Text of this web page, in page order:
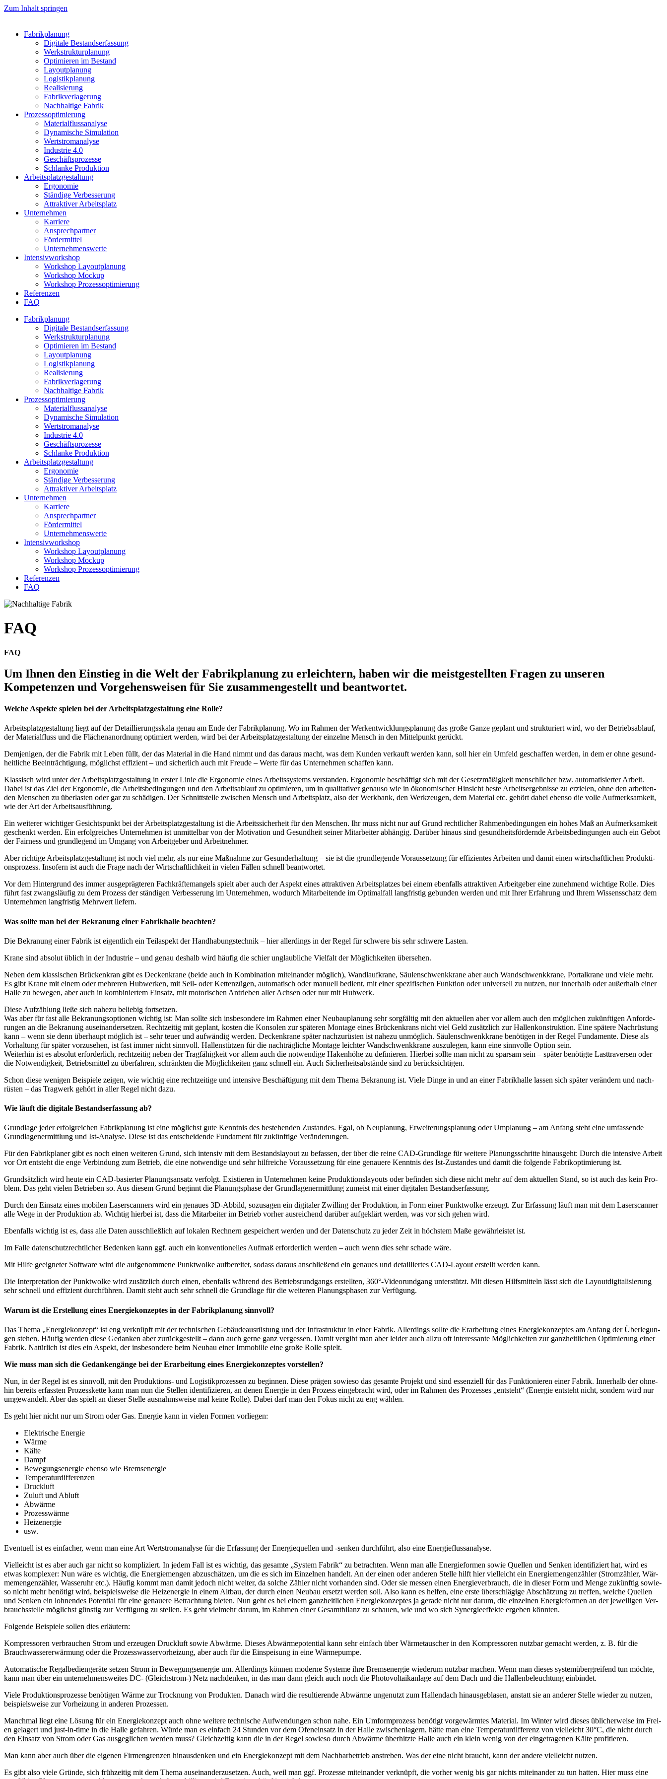
Zum Inhalt springen
Fabrikplanung
Digitale Bestandserfassung
Werkstrukturplanung
Optimieren im Bestand
Layoutplanung
Logistikplanung
Realisierung
Fabrikverlagerung
Nachhaltige Fabrik
Prozessoptimierung
Materialflussanalyse
Dynamische Simulation
Wertstromanalyse
Industrie 4.0
Geschäftsprozesse
Schlanke Produktion
Arbeitsplatzgestaltung
Ergonomie
Ständige Verbesserung
Attraktiver Arbeitsplatz
Unternehmen
Karriere
Ansprechpartner
Fördermittel
Unternehmenswerte
Intensivworkshop
Workshop Layoutplanung
Workshop Mockup
Workshop Prozessoptimierung
Referenzen
FAQ
Fabrikplanung
Digitale Bestandserfassung
Werkstrukturplanung
Optimieren im Bestand
Layoutplanung
Logistikplanung
Realisierung
Fabrikverlagerung
Nachhaltige Fabrik
Prozessoptimierung
Materialflussanalyse
Dynamische Simulation
Wertstromanalyse
Industrie 4.0
Geschäftsprozesse
Schlanke Produktion
Arbeitsplatzgestaltung
Ergonomie
Ständige Verbesserung
Attraktiver Arbeitsplatz
Unternehmen
Karriere
Ansprechpartner
Fördermittel
Unternehmenswerte
Intensivworkshop
Workshop Layoutplanung
Workshop Mockup
Workshop Prozessoptimierung
Referenzen
FAQ
FAQ
FAQ
Um Ihnen den Einstieg in die Welt der Fabrikplanung zu erleichtern, haben wir die meistgestellten Fragen zu unseren
Kompetenzen und Vorgehensweisen für Sie zusammengestellt und beantwortet.
Welche Aspekte spielen bei der Arbeitsplatzgestaltung eine Rolle?
Arbeits­platz­ge­stal­tung liegt auf der Detail­lie­rungs­ska­la genau am Ende der Fabrik­pla­nung. Wo im Rah­men der Werk­ent­wick­lungs­pla­nung das gro­ße Gan­ze geplant und struk­tu­riert wird, wo der Betriebs­ab­lauf,
der Mate­ri­al­fluss und die Flä­chen­an­ord­nung opti­miert wer­den, wird bei der Arbeits­platz­ge­stal­tung der ein­zel­ne Mensch in den Mit­tel­punkt gerückt.
Dem­je­ni­gen, der die Fabrik mit Leben füllt, der das Mate­ri­al in die Hand nimmt und das dar­aus macht, was dem Kun­den ver­kauft wer­den kann, soll hier ein Umfeld geschaf­fen wer­den, in dem er ohne gesund­
heit­li­che Beein­träch­ti­gung, mög­lichst effi­zi­ent – und sicher­lich auch mit Freu­de – Wer­te für das Unter­neh­men schaf­fen kann.
Klas­sisch wird unter der Arbeits­platz­ge­stal­tung in ers­ter Linie die Ergo­no­mie eines Arbeits­sys­tems ver­stan­den. Ergo­no­mie beschäf­tigt sich mit der Gesetz­mä­ßig­keit mensch­li­cher bzw. auto­ma­ti­sier­ter Arbeit.
Dabei ist das Ziel der Ergo­no­mie, die Arbeits­be­din­gun­gen und den Arbeits­ab­lauf zu opti­mie­ren, um in qua­li­ta­ti­ver genau­so wie in öko­no­mi­scher Hin­sicht bes­te Arbeits­er­geb­nis­se zu erzie­len, ohne den arbei­ten­
den Men­schen zu über­las­ten oder gar zu schä­di­gen. Der Schnitt­stel­le zwi­schen Mensch und Arbeits­platz, also der Werk­bank, den Werk­zeu­gen, dem Mate­ri­al etc. gehört dabei eben­so die vol­le Auf­merk­sam­keit,
wie der Art der Arbeitsausführung.
Ein wei­te­rer wich­ti­ger Gesichts­punkt bei der Arbeits­platz­ge­stal­tung ist die Arbeits­si­cher­heit für den Men­schen. Ihr muss nicht nur auf Grund recht­li­cher Rah­men­be­din­gun­gen ein hohes Maß an Auf­merk­sam­keit
geschenkt wer­den. Ein erfolg­rei­ches Unter­neh­men ist unmit­tel­bar von der Moti­va­ti­on und Gesund­heit sei­ner Mit­ar­bei­ter abhän­gig. Dar­über hin­aus sind gesund­heits­för­dern­de Arbeits­be­din­gun­gen auch ein Gebot
der Fair­ness und grund­le­gend im Umgang von Arbeit­ge­ber und Arbeitnehmer.
Aber rich­ti­ge Arbeits­platz­ge­stal­tung ist noch viel mehr, als nur eine Maß­nah­me zur Gesund­erhal­tung – sie ist die grund­le­gen­de Vor­aus­set­zung für effi­zi­en­tes Arbei­ten und damit einen wirt­schaft­li­chen Pro­duk­ti­
ons­pro­zess. Inso­fern ist auch die Fra­ge nach der Wirt­schaft­lich­keit in vie­len Fäl­len schnell beantwortet.
Vor dem Hin­ter­grund des immer aus­ge­präg­te­ren Fach­kräf­te­man­gels spielt aber auch der Aspekt eines attrak­ti­ven Arbeits­plat­zes bei einem eben­falls attrak­ti­ven Arbeit­ge­ber eine zuneh­mend wich­ti­ge Rol­le. Dies
führt fast zwangs­läu­fig zu dem Pro­zess der stän­di­gen Ver­bes­se­rung im Unter­neh­men, wodurch Mit­ar­bei­ten­de im Opti­mal­fall lang­fris­tig gebun­den wer­den und mit Ihrer Erfah­rung und Ihrem Wis­sens­schatz dem
Unter­neh­men lang­fris­tig Mehr­wert liefern.
Was sollte man bei der Bekranung einer Fabrikhalle beachten?
Die Bekra­nung einer Fabrik ist eigent­lich ein Teil­aspekt der Hand­ha­bungs­tech­nik – hier aller­dings in der Regel für schwe­re bis sehr schwe­re Lasten.
Kra­ne sind abso­lut üblich in der Indus­trie – und genau des­halb wird häu­fig die schier unglaub­li­che Viel­falt der Mög­lich­kei­ten übersehen.
Neben dem klas­si­schen Brü­cken­kran gibt es Decken­kra­ne (bei­de auch in Kom­bi­na­ti­on mit­ein­an­der mög­lich), Wand­lauf­kra­ne, Säu­len­schwenk­kra­ne aber auch Wand­schwenk­kra­ne, Por­tal­kra­ne und vie­le mehr.
Es gibt Kra­ne mit einem oder meh­re­ren Hub­wer­ken, mit Seil- oder Ket­ten­zü­gen, auto­ma­tisch oder manu­ell bedient, mit einer spe­zi­fi­schen Funk­ti­on oder uni­ver­sell zu nut­zen, nur inner­halb oder außer­halb einer
Hal­le zu bewe­gen, aber auch in kom­bi­nier­tem Ein­satz, mit moto­ri­schen Antrie­ben aller Ach­sen oder nur mit Hubwerk.
Die­se Auf­zäh­lung lie­ße sich nahe­zu belie­big fort­set­zen.
Was aber für fast alle Bekra­nungs­op­tio­nen wich­tig ist: Man soll­te sich ins­be­son­de­re im Rah­men einer Neu­bau­pla­nung sehr sorg­fäl­tig mit den aktu­el­len aber vor allem auch den mög­li­chen zukünf­ti­gen Anfor­de­
run­gen an die Bekra­nung aus­ein­an­der­set­zen. Recht­zei­tig mit geplant, kos­ten die Kon­so­len zur spä­te­ren Mon­ta­ge eines Brü­cken­krans nicht viel Geld zusätz­lich zur Hal­len­kon­struk­ti­on. Eine spä­te­re Nach­rüs­tung
kann – wenn sie denn über­haupt mög­lich ist – sehr teu­er und auf­wän­dig wer­den. Decken­kra­ne spä­ter nach­zu­rüs­ten ist nahe­zu unmög­lich. Säu­len­schwenk­kra­ne benö­ti­gen in der Regel Fun­da­men­te. Die­se als
Vor­hal­tung für spä­ter vor­zu­se­hen, ist fast immer nicht sinn­voll. Hal­len­stüt­zen für die nach­träg­li­che Mon­ta­ge leich­ter Wand­schwenk­kra­ne aus­zu­le­gen, kann eine sinn­vol­le Opti­on sein.
Wei­ter­hin ist es abso­lut erfor­der­lich, recht­zei­tig neben der Trag­fä­hig­keit vor allem auch die not­wen­di­ge Haken­hö­he zu defi­nie­ren. Hier­bei soll­te man nicht zu spar­sam sein – spä­ter benö­tig­te Last­tra­ver­sen oder
die Not­wen­dig­keit, Betriebs­mit­tel zu über­fah­ren, schränk­ten die Mög­lich­kei­ten ganz schnell ein. Auch Sicher­heits­ab­stän­de sind zu berücksichtigen.
Schon die­se weni­gen Bei­spie­le zei­gen, wie wich­tig eine recht­zei­ti­ge und inten­si­ve Beschäf­ti­gung mit dem The­ma Bekra­nung ist. Vie­le Din­ge in und an einer Fabrik­hal­le las­sen sich spä­ter ver­än­dern und nach­
rüs­ten – das Trag­werk gehört in aller Regel nicht dazu.
Wie läuft die digitale Bestandserfassung ab?
Grund­la­ge jeder erfolg­rei­chen Fabrik­pla­nung ist eine mög­lichst gute Kennt­nis des bestehen­den Zustan­des. Egal, ob Neu­pla­nung, Erwei­te­rungs­pla­nung oder Umpla­nung – am Anfang steht eine umfas­sen­de
Grund­la­gen­er­mitt­lung und Ist-Ana­ly­se. Die­se ist das ent­schei­den­de Fun­da­ment für zukünf­ti­ge Veränderungen.
Für den Fabrik­pla­ner gibt es noch einen wei­te­ren Grund, sich inten­siv mit dem Bestands­lay­out zu befas­sen, der über die rei­ne CAD-Grund­la­ge für wei­te­re Pla­nungs­schrit­te hin­aus­geht: Durch die inten­si­ve Arbeit
vor Ort ent­steht die enge Ver­bin­dung zum Betrieb, die eine not­wen­di­ge und sehr hilf­rei­che Vor­aus­set­zung für eine genaue­re Kennt­nis des Ist-Zustan­des und damit die fol­gen­de Fabri­kopti­mie­rung ist.
Grund­sätz­lich wird heu­te ein CAD-basier­ter Pla­nungs­an­satz ver­folgt. Exis­tie­ren in Unter­neh­men kei­ne Pro­duk­ti­ons­lay­outs oder befin­den sich die­se nicht mehr auf dem aktu­el­len Stand, so ist auch das kein Pro­
blem. Das geht vie­len Betrie­ben so. Aus die­sem Grund beginnt die Pla­nungs­pha­se der Grund­la­gen­er­mitt­lung zumeist mit einer digi­ta­len Bestandserfassung.
Durch den Ein­satz eines mobi­len Laser­scan­ners wird ein genau­es 3D-Abbild, sozu­sa­gen ein digi­ta­ler Zwil­ling der Pro­duk­ti­on, in Form einer Punkt­wol­ke erzeugt. Zur Erfas­sung läuft man mit dem Laser­scan­ner
alle Wege in der Pro­duk­ti­on ab. Wich­tig hier­bei ist, dass die Mit­ar­bei­ter im Betrieb vor­her aus­rei­chend dar­über auf­ge­klärt wer­den, was vor sich gehen wird.
Eben­falls wich­tig ist es, dass alle Daten aus­schließ­lich auf loka­len Rech­nern gespei­chert wer­den und der Daten­schutz zu jeder Zeit in höchs­tem Maße gewähr­leis­tet ist.
Im Fal­le daten­schutz­recht­li­cher Beden­ken kann ggf. auch ein kon­ven­tio­nel­les Auf­maß erfor­der­lich wer­den – auch wenn dies sehr scha­de wäre.
Mit Hil­fe geeig­ne­ter Soft­ware wird die auf­ge­nom­me­ne Punkt­wol­ke auf­be­rei­tet, sodass dar­aus anschlie­ßend ein genau­es und detail­lier­tes CAD-Lay­out erstellt wer­den kann.
Die Inter­pre­ta­ti­on der Punkt­wol­ke wird zusätz­lich durch einen, eben­falls wäh­rend des Betriebs­rund­gangs erstell­ten, 360°-Videorundgang unter­stützt. Mit die­sen Hilfs­mit­teln lässt sich die Lay­out­di­gi­ta­li­sie­rung
sehr schnell und effi­zi­ent durch­füh­ren. Damit steht auch sehr schnell die Grund­la­ge für die wei­te­ren Pla­nungs­pha­sen zur Verfügung.
Warum ist die Erstellung eines Energiekonzeptes in der Fabrikplanung sinnvoll?
Das The­ma „Ener­gie­kon­zept“ ist eng ver­knüpft mit der tech­ni­schen Gebäu­de­aus­rüs­tung und der Infra­struk­tur in einer Fabrik. Aller­dings soll­te die Erar­bei­tung eines Ener­gie­kon­zep­tes am Anfang der Über­le­gun­
gen ste­hen. Häu­fig wer­den die­se Gedan­ken aber zurück­ge­stellt – dann auch ger­ne ganz ver­ges­sen. Damit ver­gibt man aber lei­der auch all­zu oft inter­es­san­te Mög­lich­kei­ten zur ganz­heit­li­chen Opti­mie­rung einer
Fabrik. Natür­lich ist dies ein Aspekt, der ins­be­son­de­re beim Neu­bau einer Immo­bi­lie eine gro­ße Rol­le spielt.
Wie muss man sich die Gedan­ken­gän­ge bei der Erar­bei­tung eines Ener­gie­kon­zep­tes vorstellen?
Nun, in der Regel ist es sinn­voll, mit den Pro­duk­ti­ons- und Logis­tik­pro­zes­sen zu begin­nen. Die­se prä­gen sowie­so das gesam­te Pro­jekt und sind essen­zi­ell für das Funk­tio­nie­ren einer Fabrik. Inner­halb der ohne­
hin bereits erfass­ten Pro­zess­ket­te kann man nun die Stel­len iden­ti­fi­zie­ren, an denen Ener­gie in den Pro­zess ein­ge­bracht wird, oder im Rah­men des Pro­zes­ses „ent­steht“ (Ener­gie ent­steht nicht, son­dern wird nur
umge­wan­delt. Aber das spielt an die­ser Stel­le aus­nahms­wei­se mal kei­ne Rol­le). Dabei darf man den Fokus nicht zu eng wählen.
Es geht hier nicht nur um Strom oder Gas. Ener­gie kann in vie­len For­men vorliegen:
Elek­tri­sche Energie
Wär­me
Käl­te
Dampf
Bewe­gungs­en­er­gie eben­so wie Bremsenergie
Tem­pe­ra­tur­dif­fe­ren­zen
Druck­luft
Zuluft und Abluft
Abwär­me
Pro­zess­wär­me
Heiz­ener­gie
usw.
Even­tu­ell ist es ein­fa­cher, wenn man eine Art Wert­strom­ana­ly­se für die Erfas­sung der Ener­gie­quel­len und ‑sen­ken durch­führt, also eine Energieflussanalyse.
Viel­leicht ist es aber auch gar nicht so kom­pli­ziert. In jedem Fall ist es wich­tig, das gesam­te „Sys­tem Fabrik“ zu betrach­ten. Wenn man alle Ener­gie­for­men sowie Quel­len und Sen­ken iden­ti­fi­ziert hat, wird es
etwas kom­ple­xer: Nun wäre es wich­tig, die Ener­gie­men­gen abzu­schät­zen, um die es sich im Ein­zel­nen han­delt. An der einen oder ande­ren Stel­le hilft hier viel­leicht ein Ener­gie­men­gen­zäh­ler (Strom­zäh­ler, Wär­
me­men­gen­zäh­ler, Was­ser­uhr etc.). Häu­fig kommt man damit jedoch nicht wei­ter, da sol­che Zäh­ler nicht vor­han­den sind. Oder sie mes­sen einen Ener­gie­ver­brauch, die in die­ser Form und Men­ge zukünf­tig sowie­
so nicht mehr benö­tigt wird, bei­spiels­wei­se die Heiz­ener­gie in einem Alt­bau, der durch einen Neu­bau ersetzt wer­den soll. Also kann es hel­fen, eine ers­te über­schlä­gi­ge Abschät­zung zu tref­fen, wel­che Quel­len
und Sen­ken ein loh­nen­des Poten­ti­al für eine genaue­re Betrach­tung bie­ten. Nun geht es bei einem ganz­heit­li­chen Ener­gie­kon­zep­tes ja gera­de nicht nur dar­um, die ein­zel­nen Ener­gie­for­men an der jewei­li­gen Ver­
brauchs­stel­le mög­lichst güns­tig zur Ver­fü­gung zu stel­len. Es geht viel­mehr dar­um, im Rah­men einer Gesamt­bi­lanz zu schau­en, wie und wo sich Syn­er­gie­ef­fek­te erge­ben könnten.
Fol­gen­de Bei­spie­le sol­len dies erläutern:
Kom­pres­so­ren ver­brau­chen Strom und erzeu­gen Druck­luft sowie Abwär­me. Die­ses Abwär­me­po­ten­ti­al kann sehr ein­fach über Wär­me­tau­scher in den Kom­pres­so­ren nutz­bar gemacht wer­den, z. B. für die
Brauch­was­se­r­er­wär­mung oder die Pro­zess­was­ser­vor­hei­zung, aber auch für die Ein­spei­sung in eine Wärmepumpe.
Auto­ma­ti­sche Regal­be­dien­ge­rä­te set­zen Strom in Bewe­gungs­en­er­gie um. Aller­dings kön­nen moder­ne Sys­te­me ihre Brems­ener­gie wie­der­um nutz­bar machen. Wenn man die­ses sys­tem­über­grei­fend tun möch­te,
kann man über ein unter­neh­mens­wei­tes DC- (Gleich­strom-) Netz nach­den­ken, in das man dann gleich auch noch die Pho­to­vol­ta­ik­an­la­ge auf dem Dach und die Hal­len­be­leuch­tung einbindet.
Vie­le Pro­duk­ti­ons­pro­zes­se benö­ti­gen Wär­me zur Trock­nung von Pro­duk­ten. Danach wird die resul­tie­ren­de Abwär­me unge­nutzt zum Hal­len­dach hin­aus­ge­bla­sen, anstatt sie an ande­rer Stel­le wie­der zu nut­zen,
bei­spiels­wei­se zur Vor­hei­zung in ande­ren Prozessen.
Manch­mal liegt eine Lösung für ein Ener­gie­kon­zept auch ohne wei­te­re tech­ni­sche Auf­wen­dun­gen schon nahe. Ein Umform­pro­zess benö­tigt vor­ge­wärm­tes Mate­ri­al. Im Win­ter wird die­ses übli­cher­wei­se im Frei­
en gela­gert und just-in-time in die Hal­le gefah­ren. Wür­de man es ein­fach 24 Stun­den vor dem Ofen­ein­satz in der Hal­le zwi­schen­la­gern, hät­te man eine Tem­pe­ra­tur­dif­fe­renz von viel­leicht 30°C, die nicht durch
den Ein­satz von Strom oder Gas aus­ge­gli­chen wer­den muss? Gleich­zei­tig kann die in der Regel sowie­so durch Abwär­me über­hitz­te Hal­le auch ein klein wenig von der ein­ge­tra­ge­nen Käl­te profitieren.
Man kann aber auch über die eige­nen Fir­men­gren­zen hin­aus­den­ken und ein Ener­gie­kon­zept mit dem Nach­bar­be­trieb anstre­ben. Was der eine nicht braucht, kann der ande­re viel­leicht nutzen.
Es gibt also vie­le Grün­de, sich früh­zei­tig mit dem The­ma aus­ein­an­der­zu­set­zen. Auch, weil man ggf. Pro­zes­se mit­ein­an­der ver­knüpft, die vor­her wenig bis gar nichts mit­ein­an­der zu tun hat­ten. Hier muss eine